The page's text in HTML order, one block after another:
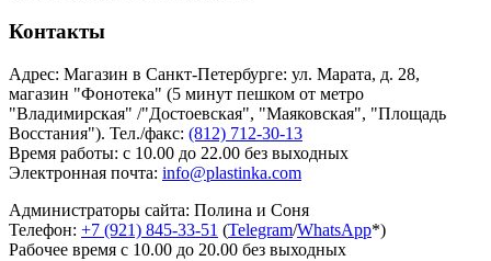
Контакты
Адрес: Магазин в Санкт-Петербурге: ул. Марата, д. 28,
магазин "Фонотека" (5 минут пешком от метро
"Владимирская" /"Достоевская", "Маяковская", "Площадь
Восстания"). Тел./факс: (812) 712-30-13
Время работы: с 10.00 до 22.00 без выходных
Электронная почта: info@plastinka.com
Администраторы сайта: Полина и Соня
Телефон: +7 (921) 845-33-51 (Telegram/WhatsApp*)
Рабочее время с 10.00 до 20.00 без выходных